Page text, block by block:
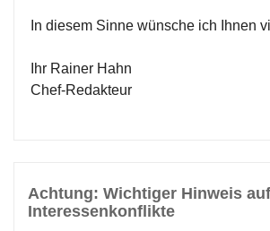
In diesem Sinne wünsche ich Ihnen
Ihr Rainer Hahn
Chef-Redakteur
Achtung: Wichtiger Hinweis
Interessenkonflikte